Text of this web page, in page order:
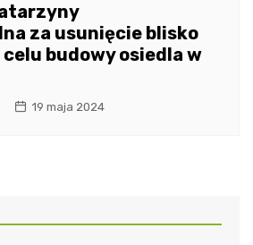
za usunięcie blisko
budowy osiedla w
19 maja 2024